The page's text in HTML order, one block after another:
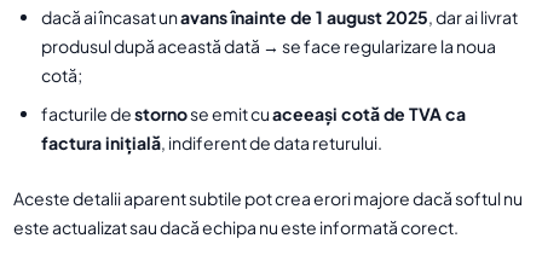
dacă ai încasat unavans înainte de 1 august 2025, dar ai livrat
produsul după această dată → se face regularizare la noua
cotă;
facturile destornose emit cuaceeași cotă de TVA ca
factura inițială, indiferent de data returului.
Aceste detalii aparent subtile pot crea erori majore dacă softul nu
este actualizat sau dacă echipa nu este informată corect.